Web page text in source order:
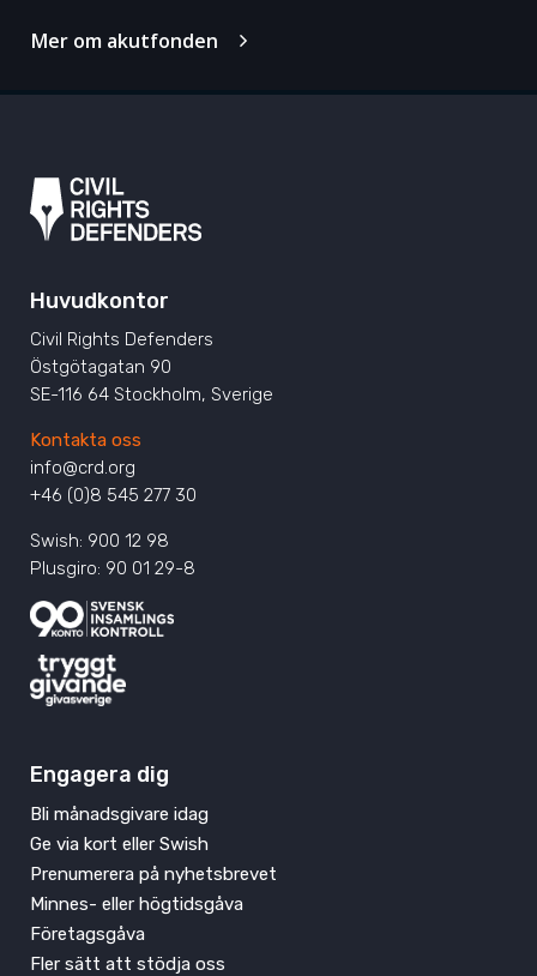
Mer om akutfonden
Huvudkontor
Civil Rights Defenders
Östgötagatan 90
SE-116 64 Stockholm, Sverige
Kontakta oss
info@crd.org
+46 (0)8 545 277 30
Swish: 900 12 98
Plusgiro: 90 01 29-8
Engagera dig
Bli månadsgivare idag
Ge via kort eller Swish
Prenumerera på nyhetsbrevet
Minnes- eller högtidsgåva
Företagsgåva
Fler sätt att stödja oss